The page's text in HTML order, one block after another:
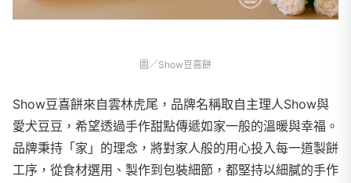
圖／Show豆喜餅
Show豆喜餅來自雲林虎尾，品牌名稱取自主理人Show與
愛犬豆豆，希望透過手作甜點傳遞如家一般的溫暖與幸福。
品牌秉持「家」的理念，將對家人般的用心投入每一道製餅
工序，從食材選用、製作到包裝細節，都堅持以細膩的手作